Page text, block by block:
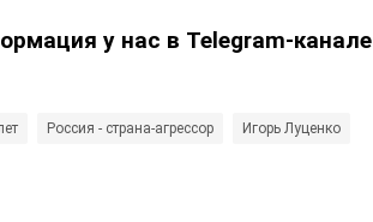
у нас в Telegram-канале
Россия - страна-агрессор Игорь Луценко